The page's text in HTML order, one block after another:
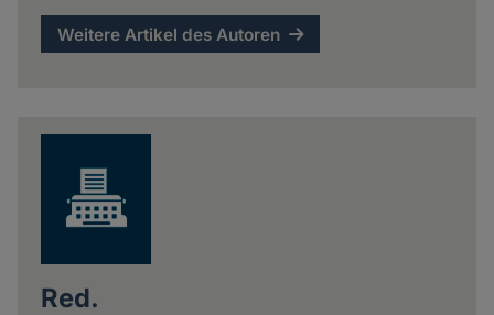
Weitere Artikel des Autoren
Red.